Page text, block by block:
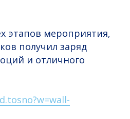
этапов мероприятия,
получил заряд
и отличного